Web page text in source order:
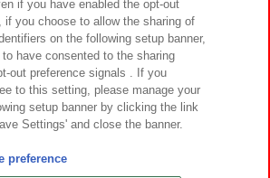
©Bandai Namco Amusement Inc.
Namco Amusement Lab Inc.
if you have enabled the opt-out
if you choose to allow the sharing of
on the following setup banner,
have consented to the sharing
out preference signals . If you
to this setting, please manage your
setup banner by clicking the link
Settings' and close the banner.
preference